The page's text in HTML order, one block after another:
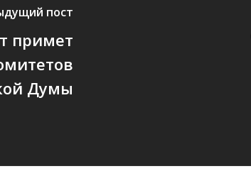
пост
примет
Думы